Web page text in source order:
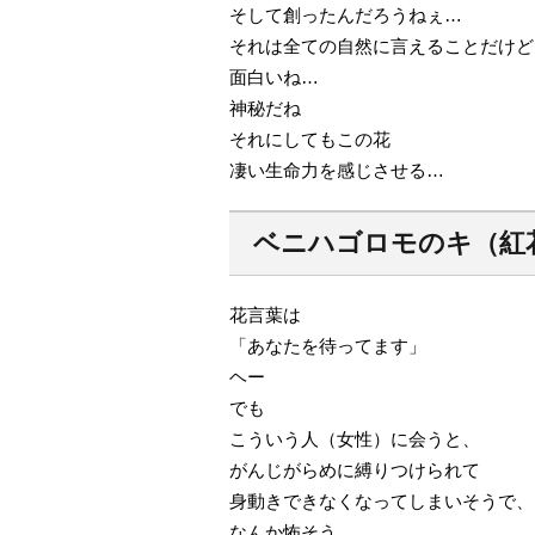
そして創ったんだろうねぇ…
それは全ての自然に言えることだけど
面白いね…
神秘だね
それにしてもこの花
凄い生命力を感じさせる…
ベニハゴロモのキ（紅
花言葉は
「あなたを待ってます」
ヘー
でも
こういう人（女性）に会うと、
がんじがらめに縛りつけられて
身動きできなくなってしまいそうで、